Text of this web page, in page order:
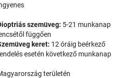
szemüveg: 5-21 munkanap
függően
keret: 12 óráig beérkező
esetén következő munkanap
területén